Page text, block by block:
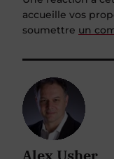
accueille vos
un
Alex Usher